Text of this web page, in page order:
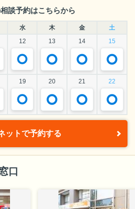
談予約はこちらから
水 木 金
土
12 13 14 15
19 20 21 22
ットで予約する
口